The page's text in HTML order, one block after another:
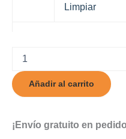
Limpiar
Lite
cantidad
Añadir al carrito
¡Envío gratuito en